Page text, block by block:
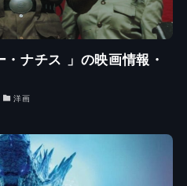
・ナチス 」の映画情報・
洋画